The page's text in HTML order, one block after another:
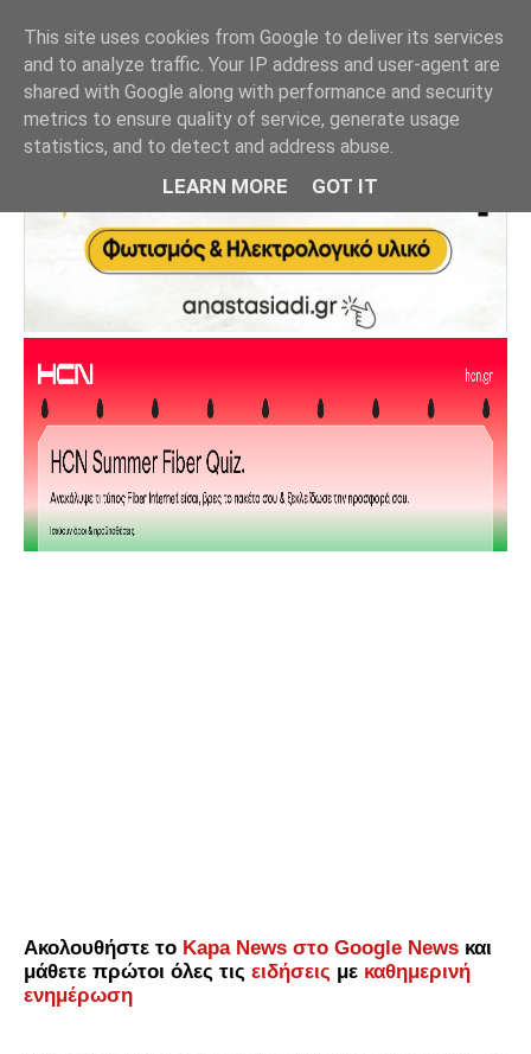
Ακολουθήστε το Kapa News στο Google News και
μάθετε πρώτοι όλες τις ειδήσεις με καθημερινή
ενημέρωση
This site uses cookies from Google to deliver its services
and to analyze traffic. Your IP address and user-agent are
shared with Google along with performance and security
metrics to ensure quality of service, generate usage
statistics, and to detect and address abuse.
LEARN MORE GOT IT